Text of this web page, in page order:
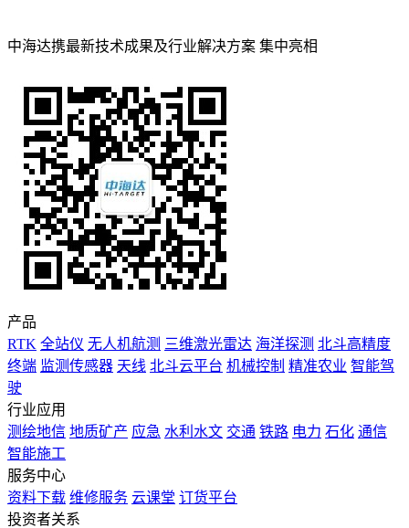
中海达携最新技术成果及行业解决方案 集中亮相
产品
RTK 全站仪 无人机航测 三维激光雷达 海洋探测 北斗高精度
终端 监测传感器 天线 北斗云平台 机械控制 精准农业 智能驾
驶
行业应用
测绘地信 地质矿产 应急 水利水文 交通 铁路 电力 石化 通信
智能施工
服务中心
资料下载 维修服务 云课堂 订货平台
投资者关系